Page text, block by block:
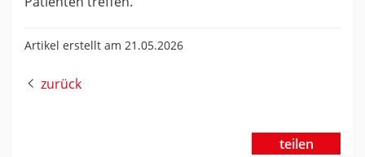
Artikel erstellt am 21.05.2026
zurück
teilen